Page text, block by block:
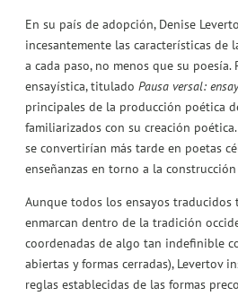
En su país de adopción, Denise
incesantemente las características
a cada paso, no menos que su
ensayística, titulado Pausa versal:
principales de la producción poética
familiarizados con su creación
se convertirían más tarde en poetas
enseñanzas en torno a la
Aunque todos los ensayos
enmarcan dentro de la tradición
coordenadas de algo tan indefinible
abiertas y formas cerradas), Levertov
reglas establecidas de las formas